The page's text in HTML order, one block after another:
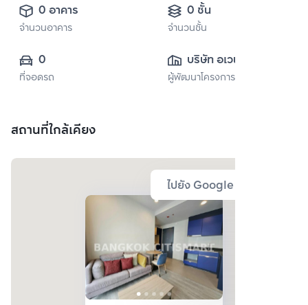
0 อาคาร
จำนวนอาคาร
0 ชั้น
จำนวนชั้น
0
ที่จอดรถ
บริษัท อเวนจูร่า
จำกัด
ผู้พัฒนาโครงการ
สถานที่ใกล้เคียง
ไปยัง Google Map